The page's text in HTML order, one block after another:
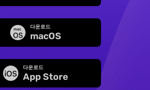
다운로드
macOS
다운로드
App Store